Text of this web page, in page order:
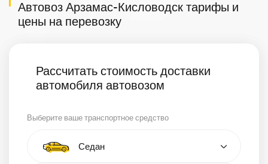
Автовоз Арзамас-Кисловодск тарифы и
цены на перевозку
Рассчитать стоимость доставки
автомобиля автовозом
Выберите ваше транспортное средство
Тип автомобиля
Седан
Кроссовер